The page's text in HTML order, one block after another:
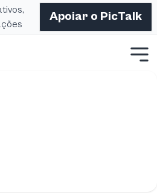
Apoiar o PicTalk
para ajudá-lo a usar Pictalk